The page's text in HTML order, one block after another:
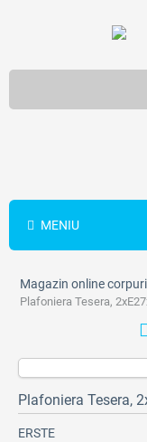
MENIU
Magazin online
Plafoniera Tesera,
Plafoniera Tesera,
ERSTE